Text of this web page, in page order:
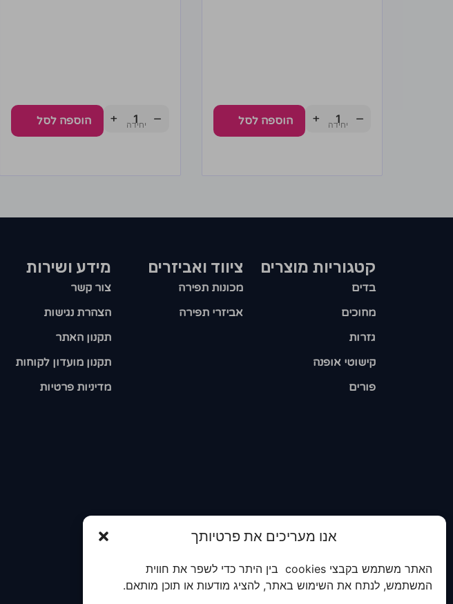
אנו מעריכים את פרטיותך
האתר משתמש בקבצי cookies בין היתר כדי לשפר את חווית
המשתמש, לנתח את השימוש באתר, להציג מודעות או תוכן מותאם.
−
+ הוספה לסל −
+ הוספה לסל
קטגוריות מוצרים​
בדים
מחוכים
גזרות
קישוטי אופנה
פורים
ציווד ואביזרים
מכונות תפירה
אביזרי תפירה
מידע ושירות
צור קשר
הצהרת נגישות
תקנון האתר
תקנון מועדון לקוחות
מדיניות פרטיות